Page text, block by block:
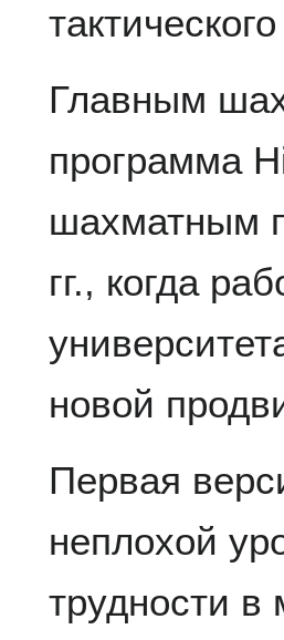
Главным
программа
шахматным
гг., когда
новой
Первая
неплохой
трудности в